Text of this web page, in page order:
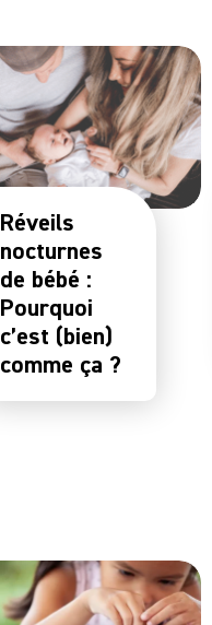
Réveils
nocturnes
de bébé :
Pourquoi
c’est (bien)
comme ça ?